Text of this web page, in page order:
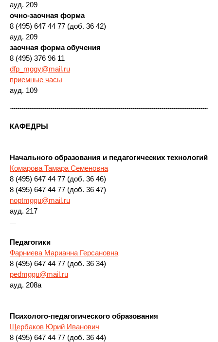
ауд. 209
очно-заочная форма
8 (495) 647 44 77 (доб. 36 42)
ауд. 209
заочная форма обучения
8 (495) 376 96 11
dfp_mggy@mail.ru
приемные часы
ауд. 109
КАФЕДРЫ
Начального образования и педагогических технологий
Комарова Тамара Семеновна
8 (495) 647 44 77 (доб. 36 46)
8 (495) 647 44 77 (доб. 36 47)
noptmggu@mail.ru
ауд. 217
—
Педагогики
Фарниева Марианна Герсановна
8 (495) 647 44 77 (доб. 36 34)
pedmggu@mail.ru
ауд. 208а
—
Психолого-педагогического образования
Щербаков Юрий Иванович
8 (495) 647 44 77 (доб. 36 44)